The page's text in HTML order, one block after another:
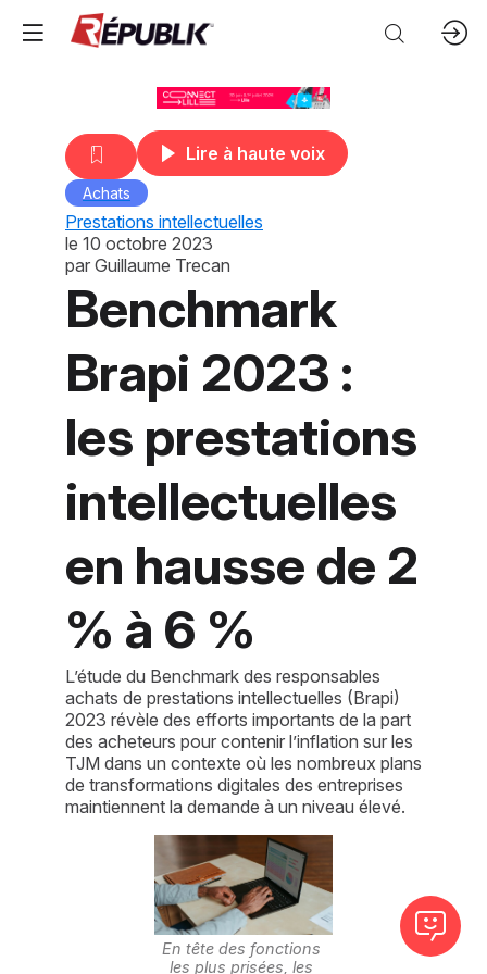
Lire à haute voix
Achats
Prestations intellectuelles
le 10 octobre 2023
par Guillaume Trecan
Benchmark
Brapi 2023 :
les prestations
intellectuelles
en hausse de 2
% à 6 %
L’étude du Benchmark des responsables
achats de prestations intellectuelles (Brapi)
2023 révèle des efforts importants de la part
des acheteurs pour contenir l’inflation sur les
TJM dans un contexte où les nombreux plans
de transformations digitales des entreprises
maintiennent la demande à un niveau élevé.
En tête des fonctions
les plus prisées, les